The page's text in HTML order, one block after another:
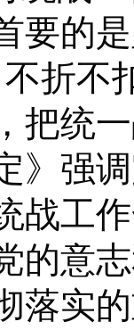
要的
折不
把统
》强
战工
的意
落实